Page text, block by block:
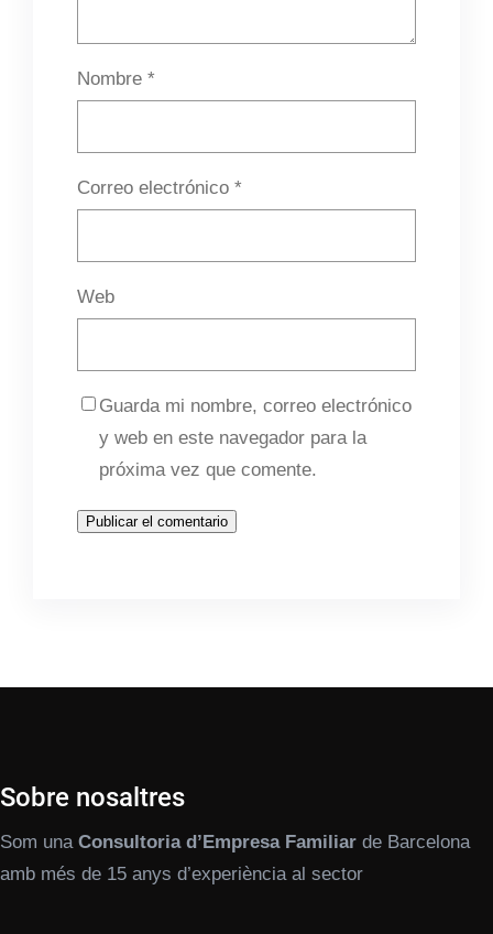
Nombre *
Correo electrónico *
Web
Guarda mi nombre, correo electrónico
y web en este navegador para la
próxima vez que comente.
Sobre nosaltres
Som una Consultoria d’Empresa Familiar de Barcelona
amb més de 15 anys d’experiència al sector